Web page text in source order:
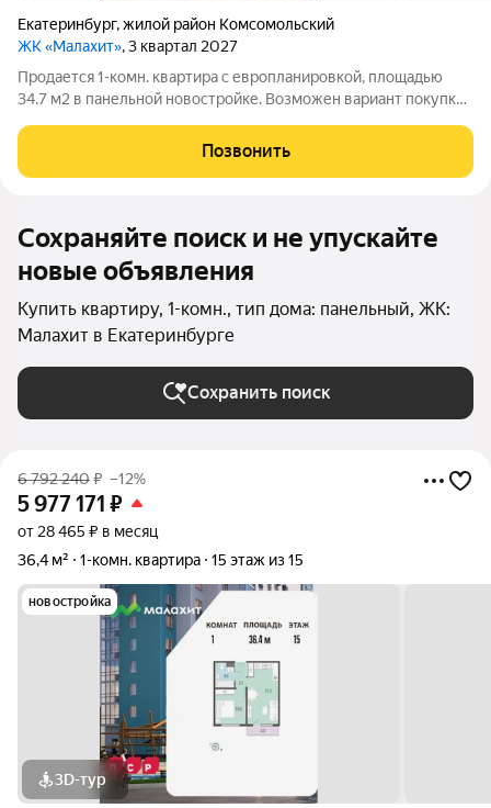
Екатеринбург,жилой район Комсомольский
ЖК «Малахит», 3 квартал 2027
Продается 1-комн. квартира с европланировкой, площадью
34.7 м2 в панельной новостройке. Возможен вариант покупки
кухня 16.5 м2, отделка под ключ. Квартира располагается на 10
этаже
Позвонить
Сохраняйте поиск и не упускайте
новые объявления
Купить квартиру, 1-комн., тип дома: панельный, ЖК:
Малахит в Екатеринбурге
Сохранить поиск
6 792 240₽ –12%
5 977 171 ₽
от 28 465 ₽ в месяц
36,4 м²
1-комн. квартира 15 этаж из 15
новостройка
3D-тур